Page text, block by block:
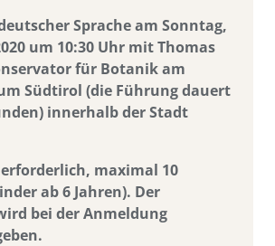
Sprache am Sonntag,
um 10:30 Uhr mit Thomas
für Botanik am
Südtirol (die Führung dauert
innerhalb der Stadt
maximal 10
ab 6 Jahren). Der
bei der Anmeldung